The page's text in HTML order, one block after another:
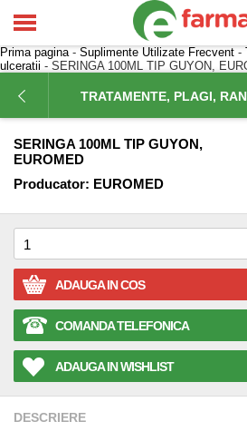
Prima pagina- Suplimente Utilizate Frecvent -
ulceratii - SERINGA 100ML TIP GUYON,
TRATAMENTE, PLAGI,
SERINGA 100ML TIP GUYON,
EUROMED
Producator: EUROMED
ADAUGA IN COS
COMANDA TELEFONICA
ADAUGA IN WISHLIST
DESCRIERE